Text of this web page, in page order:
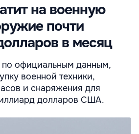
на военную
почти
в месяц
по официальным данным,
военной техники,
и снаряжения для
долларов США.